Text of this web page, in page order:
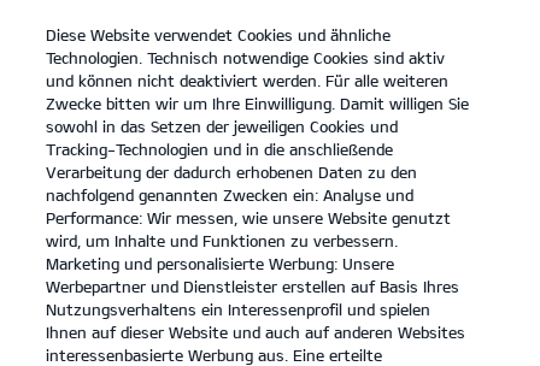
open
menu
KONTAKT
JOBS UND KARRIERE
JOBS UND KARRIERE
Diese Website verwendet Cookies und ähnliche
Technologien. Technisch notwendige Cookies sind aktiv
und können nicht deaktiviert werden. Für alle weiteren
Zwecke bitten wir um Ihre Einwilligung. Damit willigen Sie
sowohl in das Setzen der jeweiligen Cookies und
Tracking-Technologien und in die anschließende
Verarbeitung der dadurch erhobenen Daten zu den
nachfolgend genannten Zwecken ein: Analyse und
Performance: Wir messen, wie unsere Website genutzt
wird, um Inhalte und Funktionen zu verbessern.
Marketing und personalisierte Werbung: Unsere
Werbepartner und Dienstleister erstellen auf Basis Ihres
Nutzungsverhaltens ein Interessenprofil und spielen
Ihnen auf dieser Website und auch auf anderen Websites
interessenbasierte Werbung aus. Eine erteilte